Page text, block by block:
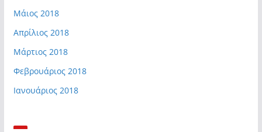
Μάιος 2018
Απρίλιος 2018
Μάρτιος 2018
Φεβρουάριος 2018
Ιανουάριος 2018